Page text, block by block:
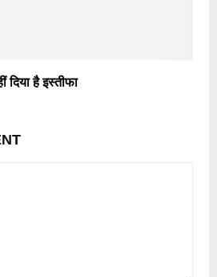
दिया है इस्तीफा